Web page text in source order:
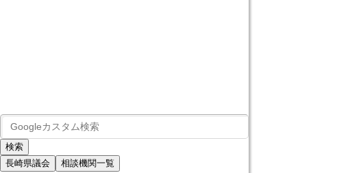
長崎県議会 相談機関一覧